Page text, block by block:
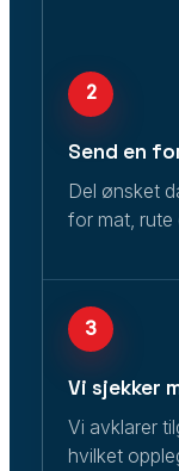
2
Send en
Del ønsket
for mat, rute
3
Vi sjekker
Vi avklarer
hvilket